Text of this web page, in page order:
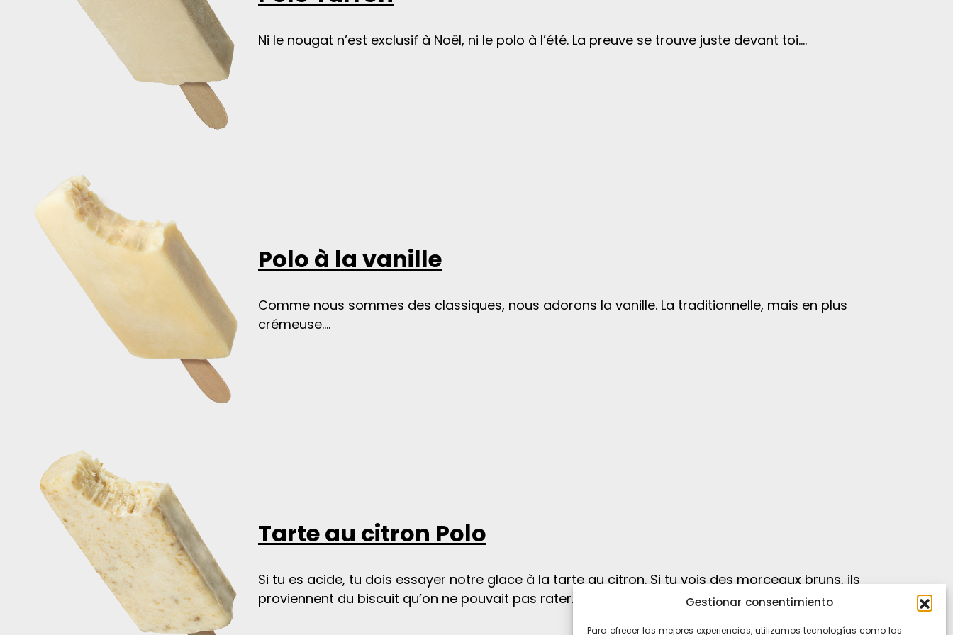
Gestionar consentimiento
Para ofrecer las mejores experiencias, utilizamos tecnologías como las
Ni le nougat n’est exclusif à Noël, ni le polo à l’été. La preuve se trouve juste devant toi….
Polo à la vanille
Comme nous sommes des classiques, nous adorons la vanille. La traditionnelle, mais en plus
crémeuse….
Tarte au citron Polo
Si tu es acide, tu dois essayer notre glace à la tarte au citron. Si tu vois des morceaux bruns, ils
proviennent du biscuit qu’on ne pouvait pas rater….